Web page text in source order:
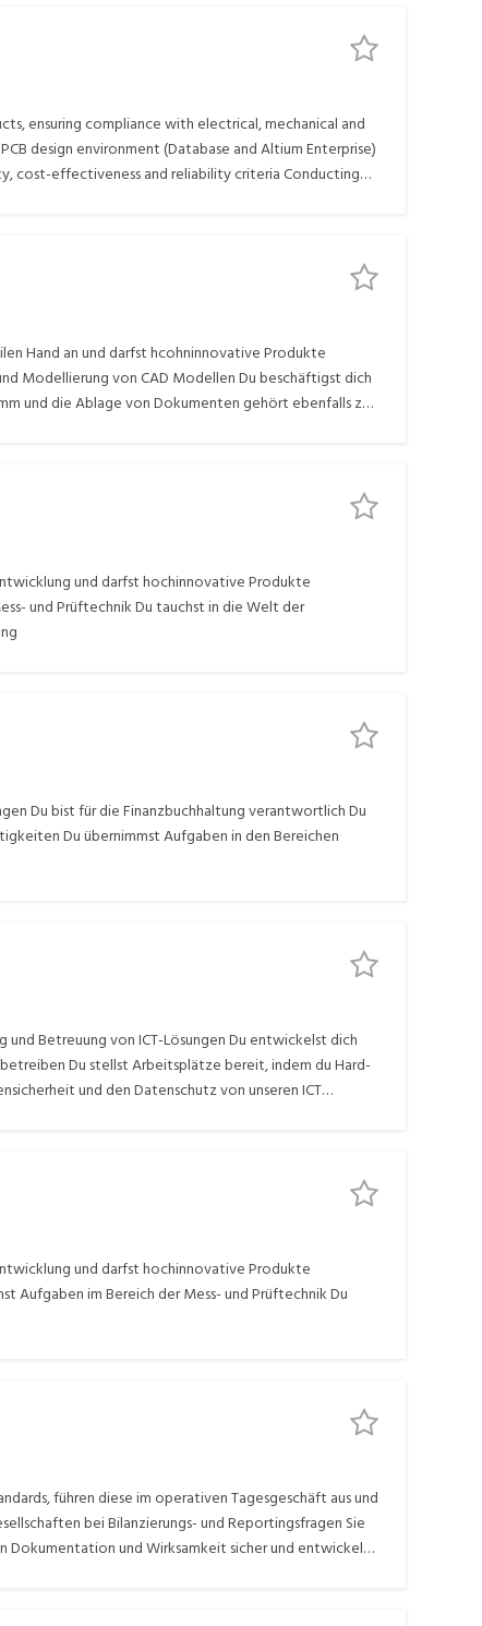
ensuring compliance with electrical, mechanical and
design environment (Database and Altium Enterprise)
cost-effectiveness and reliability criteria Conducting
and implementation of PCB design
Hand an und darfst hcohninnovative Produkte
Modellierung von CAD Modellen Du beschäftigst dich
und die Ablage von Dokumenten gehört ebenfalls zu
und darfst hochinnovative Produkte
und Prüftechnik Du tauchst in die Welt der
Du bist für die Finanzbuchhaltung verantwortlich Du
Du übernimmst Aufgaben in den Bereichen
und Betreuung von ICT-Lösungen Du entwickelst dich
Du stellst Arbeitsplätze bereit, indem du Hard-
und den Datenschutz von unseren ICT
und darfst hochinnovative Produkte
Aufgaben im Bereich der Mess- und Prüftechnik Du
führen diese im operativen Tagesgeschäft aus und
bei Bilanzierungs- und Reportingsfragen Sie
Dokumentation und Wirksamkeit sicher und entwickeln